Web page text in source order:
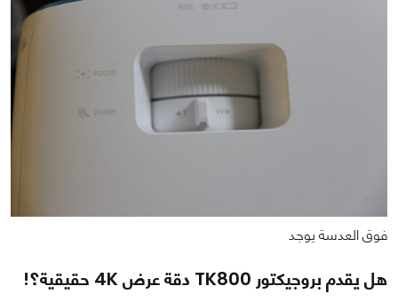
فوق العدسة يوجد
هل يقدم بروجيكتور TK800 دقة عرض 4K حقيقية؟!